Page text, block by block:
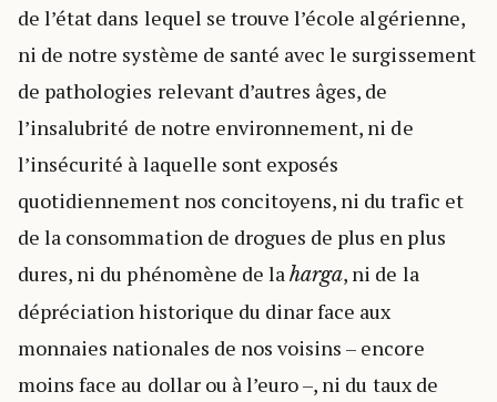
de l’état dans lequel se trouve l’école algérienne,
ni de notre système de santé avec le surgissement
de pathologies relevant d’autres âges, de
l’insalubrité de notre environnement, ni de
l’insécurité à laquelle sont exposés
quotidiennement nos concitoyens, ni du trafic et
de la consommation de drogues de plus en plus
dures, ni du phénomène de laharga, ni de la
dépréciation historique du dinar face aux
monnaies nationales de nos voisins – encore
moins face au dollar ou à l’euro –, ni du taux de